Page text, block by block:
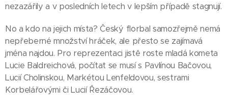
nezazářily a v posledních letech v lepším případě stagnují.
No a kdo na jejich místa? Český florbal samozřejmě nemá
nepřeberné množství hráček, ale přesto se zajímavá
jména najdou. Pro reprezentaci jistě roste mladá kometa
Lucie Baldreichová, počítat se musí s Pavlínou Bačovou,
Lucií Cholinskou, Markétou Lenfeldovou, sestrami
Korbelářovými či Lucií Řezáčovou.